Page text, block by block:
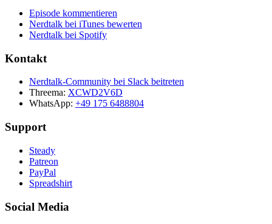
Episode kommentieren
Nerdtalk bei iTunes bewerten
Nerdtalk bei Spotify
Kontakt
Nerdtalk-Community bei Slack beitreten
Threema: XCWD2V6D
WhatsApp: +49 175 6488804
Support
Steady
Patreon
PayPal
Spreadshirt
Social Media